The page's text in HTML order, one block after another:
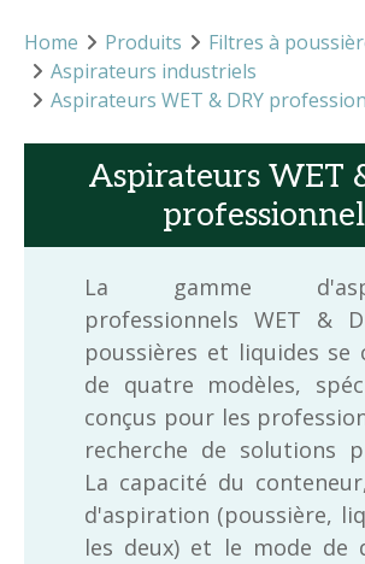
Home Produits
Filtres à
Aspirateurs industriels
Aspirateurs WET & DRY
Aspirateurs WET
La gamme
professionnels WET &
poussières et liquides se
de quatre modèles,
conçus pour les
recherche de solutions
La capacité du
d'aspiration (poussière,
les deux) et le mode de